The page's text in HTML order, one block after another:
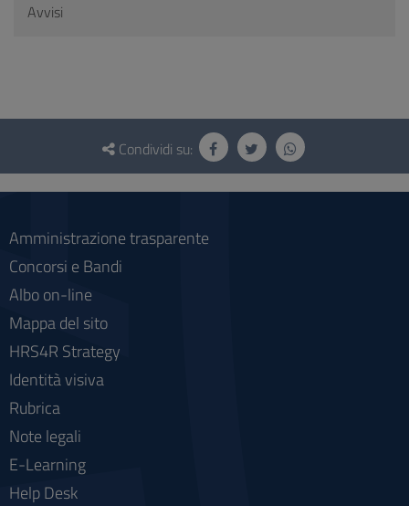
Avvisi
Questionario
social
Condividi su:
Amministrazione trasparente
Concorsi e Bandi
Albo on-line
Mappa del sito
HRS4R Strategy
Identità visiva
Rubrica
Note legali
E-Learning
Help Desk